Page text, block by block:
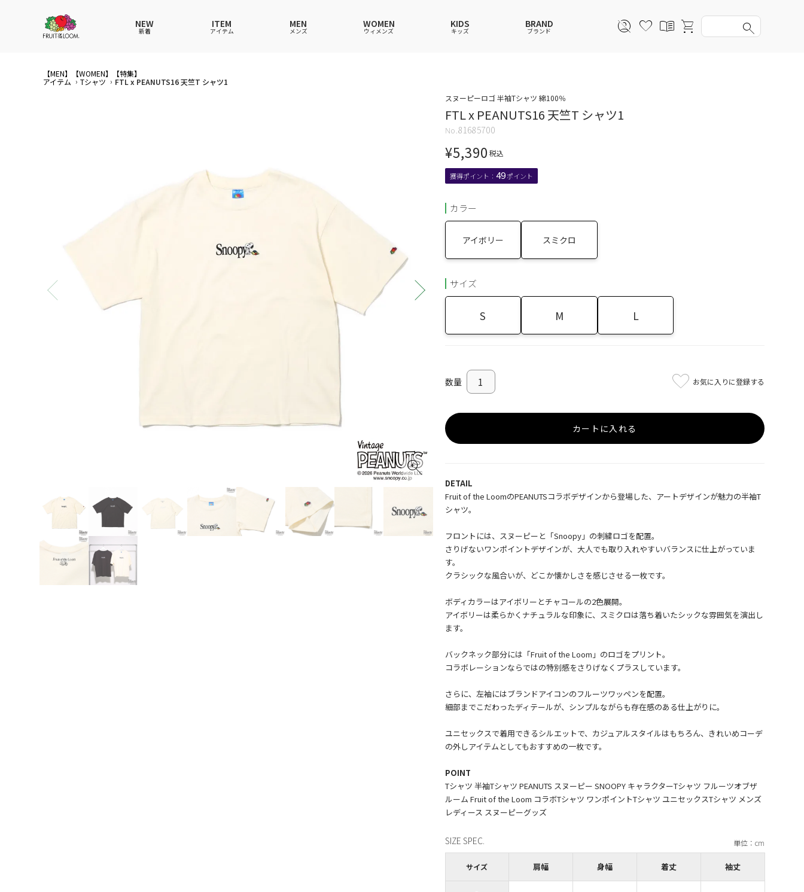
NEW
新着
ITEM
アイテム
全てのアイテム
スウェットシャツ
セットアップ
アンダーウェアMEN
MEN
メンズ
全てのメンズ アイテム
スウェットシャツ
その他ウェア
ルームウェア
WOMEN
ウィメンズ
全てのウィメンズ
スウェットシャツ
セットアップ
アンダーウェア
ファッショングッズ
KIDS
キッズ
全てのキッズ
スウェットシャツ
セットアップ
アンダーウェア
ファッショングッズ
BRAND
ブランド
【MEN】 【WOMEN】
【特集】
アイテム
Tシャツ
FTL x PEANUTS16 天竺T シャツ1
スヌーピーロゴ 半袖Tシャツ 綿100％
FTL x PEANUTS16 天竺T シャツ1
81685700
¥5,390 税込
49
カラー
アイボリー スミクロ
サイズ
S M L
お気に入りに登録する
カートに入れる
DETAIL
Fruit of the LoomのPEANUTSコラボデザインから登場した、アートデザインが魅力の半袖T
シャツ。
フロントには、スヌーピーと「Snoopy」の刺繍ロゴを配置。
さりげないワンポイントデザインが、大人でも取り入れやすいバランスに仕上がっていま
す。
クラシックな風合いが、どこか懐かしさを感じさせる一枚です。
ボディカラーはアイボリーとチャコールの2色展開。
アイボリーは柔らかくナチュラルな印象に、スミクロは落ち着いたシックな雰囲気を演出し
ます。
バックネック部分には「Fruit of the Loom」のロゴをプリント。
コラボレーションならではの特別感をさりげなくプラスしています。
さらに、左袖にはブランドアイコンのフルーツワッペンを配置。
細部までこだわったディテールが、シンプルながらも存在感のある仕上がりに。
ユニセックスで着用できるシルエットで、カジュアルスタイルはもちろん、きれいめコーデ
の外しアイテムとしてもおすすめの一枚です。
POINT
Tシャツ 半袖Tシャツ PEANUTS スヌーピー SNOOPY キャラクターTシャツ フルーツオブザ
ルーム Fruit of the Loom コラボTシャツ ワンポイントTシャツ ユニセックスTシャツ メンズ
レディース スヌーピーグッズ
SIZE SPEC.
サイズ 肩幅 身幅 着丈 袖丈